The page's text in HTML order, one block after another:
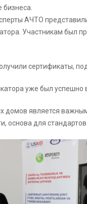
АЧТО
Участникам был
сертификаты,
уже был успешно
домов является
основа для